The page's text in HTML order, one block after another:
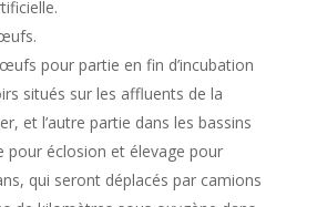
pour partie en fin d’incubation
situés sur les affluents de la
et l’autre partie dans les bassins
pour éclosion et élevage pour
qui seront déplacés par camions